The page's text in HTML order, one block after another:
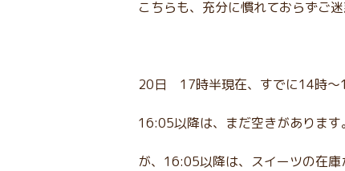
こちらも、充分に慣れておらずご
20日 17時半現在、すでに14時～
16:05以降は、まだ空きがあります。
が、16:05以降は、スイーツの在庫